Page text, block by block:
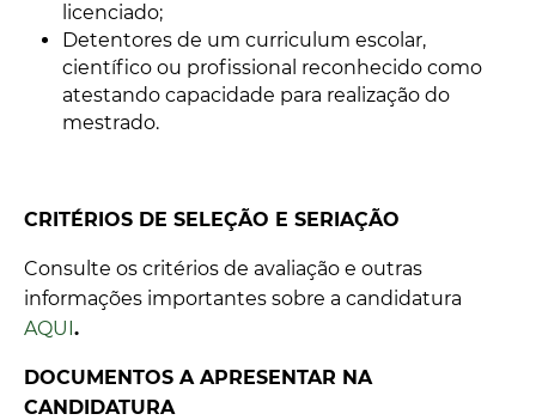
licenciado;
Detentores de um curriculum escolar,
científico ou profissional reconhecido como
atestando capacidade para realização do
mestrado.
CRITÉRIOS DE SELEÇÃO E SERIAÇÃO
Consulte os critérios de avaliação e outras
informações importantes sobre a candidatura
AQUI.
DOCUMENTOS A APRESENTAR NA
CANDIDATURA